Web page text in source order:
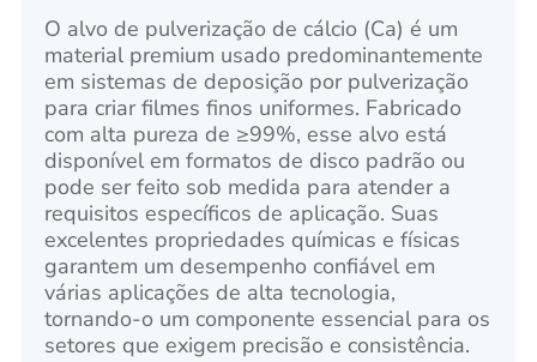
O alvo de pulverização de cálcio (Ca) é um
material premium usado predominantemente
em sistemas de deposição por pulverização
para criar filmes finos uniformes. Fabricado
com alta pureza de ≥99%, esse alvo está
disponível em formatos de disco padrão ou
pode ser feito sob medida para atender a
requisitos específicos de aplicação. Suas
excelentes propriedades químicas e físicas
garantem um desempenho confiável em
várias aplicações de alta tecnologia,
tornando-o um componente essencial para os
setores que exigem precisão e consistência.